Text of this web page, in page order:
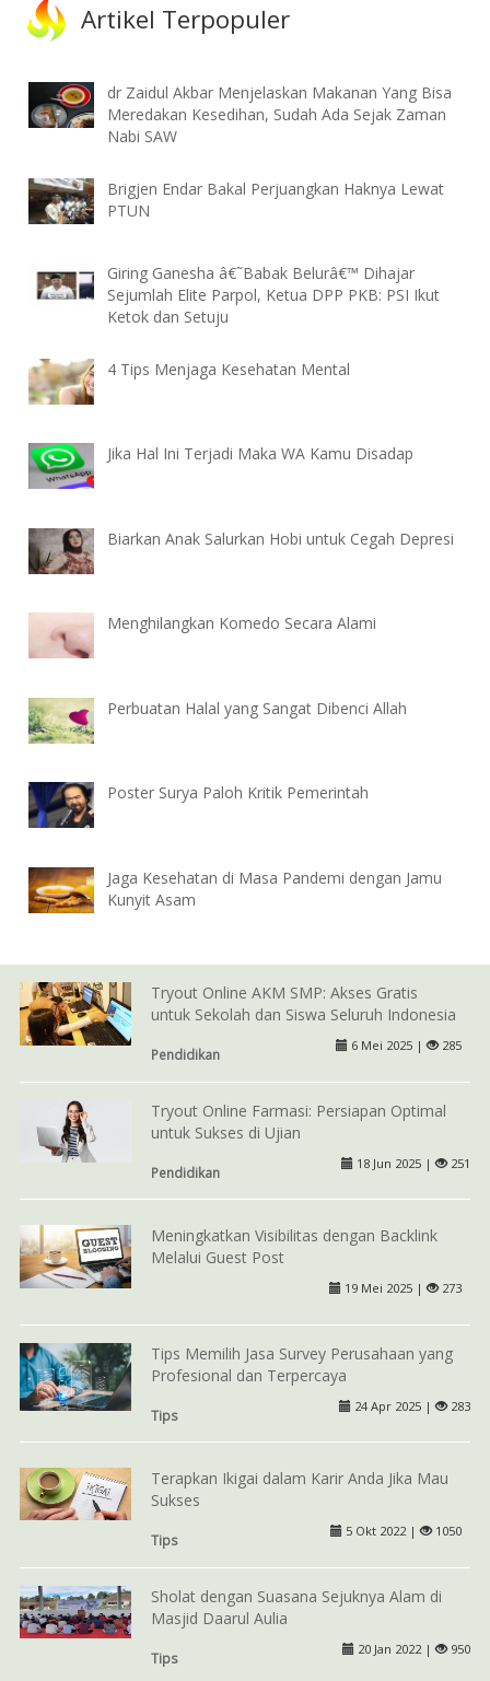
Artikel Terpopuler
dr Zaidul Akbar Menjelaskan Makanan Yang Bisa
Meredakan Kesedihan, Sudah Ada Sejak Zaman
Nabi SAW
Brigjen Endar Bakal Perjuangkan Haknya Lewat
PTUN
Giring Ganesha â€˜Babak Belurâ€™ Dihajar
Sejumlah Elite Parpol, Ketua DPP PKB: PSI Ikut
Ketok dan Setuju
4 Tips Menjaga Kesehatan Mental
Jika Hal Ini Terjadi Maka WA Kamu Disadap
Biarkan Anak Salurkan Hobi untuk Cegah Depresi
Menghilangkan Komedo Secara Alami
Perbuatan Halal yang Sangat Dibenci Allah
Poster Surya Paloh Kritik Pemerintah
Jaga Kesehatan di Masa Pandemi dengan Jamu
Kunyit Asam
Tryout Online AKM SMP: Akses Gratis
untuk Sekolah dan Siswa Seluruh Indonesia
Pendidikan
6 Mei 2025 | 285
Tryout Online Farmasi: Persiapan Optimal
untuk Sukses di Ujian
Pendidikan
18 Jun 2025 | 251
Meningkatkan Visibilitas dengan Backlink
Melalui Guest Post
19 Mei 2025 | 273
Tips Memilih Jasa Survey Perusahaan yang
Profesional dan Terpercaya
Tips
24 Apr 2025 | 283
Terapkan Ikigai dalam Karir Anda Jika Mau
Sukses
Tips
5 Okt 2022 | 1050
Sholat dengan Suasana Sejuknya Alam di
Masjid Daarul Aulia
Tips
20 Jan 2022 | 950